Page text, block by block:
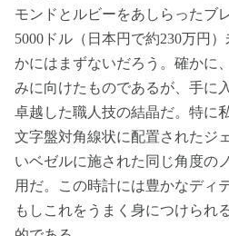
モンドとルビーをあしらったブ
5000ドル（日本円で約230万円
かにはまずないだろう。確かに
みに向けたものであるが、手に
卓越した職人技の結晶だ。特に
文字盤対角線状に配置されたジ
いベゼルに施された同じ角度の
用だ。この時計には豊かなディ
もしこれをうまく身につけられ